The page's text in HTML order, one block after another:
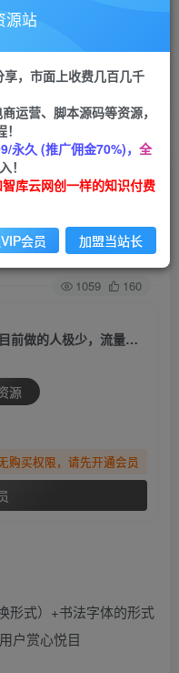
APP下载
GO
目，目前做的人极
1000+
关注 私信
1059 160
（7649期）视频号书法蓝海项目，目前做的人极少，流量可观，变现简单，日入1000+
源
购买权限，请先开通会员
形式）+书法字体的形式
户赏心悦目
源站
，市面上收费几百几千
运营、脚本源码等资源，
永久 (推广佣金70%)， 全
！
库云网创一样的知识付费
会员 加盟当站长